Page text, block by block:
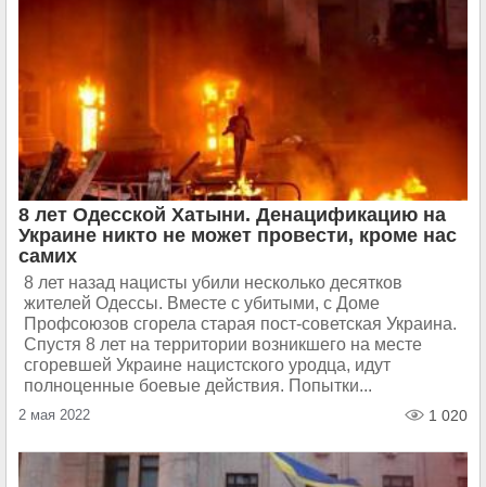
8 лет Одесской Хатыни. Денацификацию на
Украине никто не может провести, кроме нас
самих
8 лет назад нацисты убили несколько десятков
жителей Одессы. Вместе с убитыми, с Доме
Профсоюзов сгорела старая пост-советская Украина.
Спустя 8 лет на территории возникшего на месте
сгоревшей Украине нацистского уродца, идут
полноценные боевые действия. Попытки...
2 мая 2022 1 020